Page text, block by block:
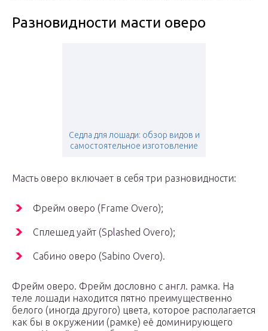
Разновидности масти оверо
Седла для лошади: обзор видов и
самостоятельное изготовление
Масть оверо включает в себя три разновидности:
Фрейм оверо (Frame Overo);
Сплешед уайт (Splashed Overo);
Сабино оверо (Sabino Overo).
Фрейм оверо. Фрейм дословно с англ. рамка. На
теле лошади находится пятно преимущественно
белого (иногда другого) цвета, которое располагается
как бы в окружении (рамке) её доминирующего